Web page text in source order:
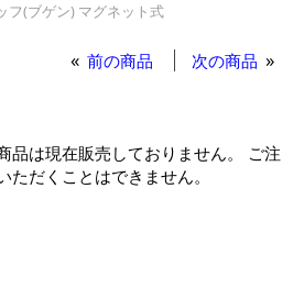
フ(ブゲン) マグネット式
前の商品 次の商品
品は現在販売しておりません。 ご注
ただくことはできません。